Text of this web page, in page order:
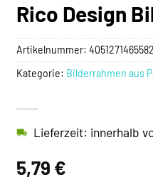
Rico Design
5,79 €
Lieferzeit: innerhalb
Artikelnummer: 4051271465582
Kategorie: Bilderrahmen aus